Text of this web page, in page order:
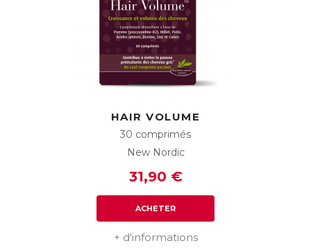
HAIR VOLUME
30 comprimés
New Nordic
31,90 €
ACHETER
+ d'informations